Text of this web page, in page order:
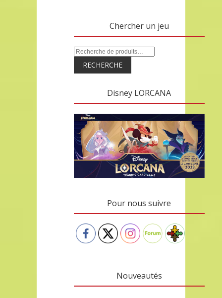
Chercher un jeu
RECHERCHE
Disney LORCANA
Pour nous suivre
Nouveautés